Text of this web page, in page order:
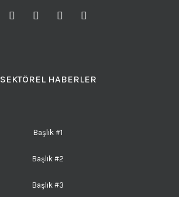
SEKTÖREL HABERLER
Başlık #1
Başlık #2
Başlık #3